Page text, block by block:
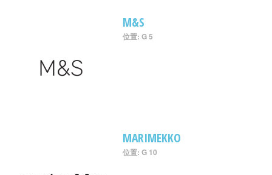
M&S
位置: G 5
MARIMEKKO
位置: G 10